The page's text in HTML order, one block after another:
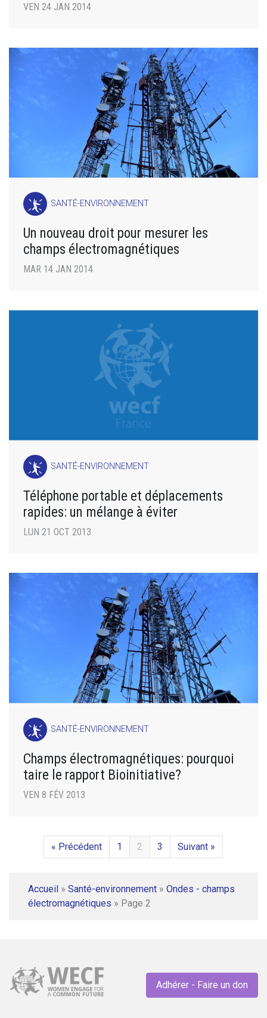
VEN 24 JAN 2014
SANTÉ-ENVIRONNEMENT
Un nouveau droit pour mesurer les
champs électromagnétiques
MAR 14 JAN 2014
SANTÉ-ENVIRONNEMENT
Téléphone portable et déplacements
rapides: un mélange à éviter
LUN 21 OCT 2013
SANTÉ-ENVIRONNEMENT
Champs électromagnétiques: pourquoi
taire le rapport Bioinitiative?
VEN 8 FÉV 2013
« Précédent 1 2 3 Suivant »
Accueil » Santé-environnement » Ondes - champs
électromagnétiques » Page 2
Adhérer - Faire un don